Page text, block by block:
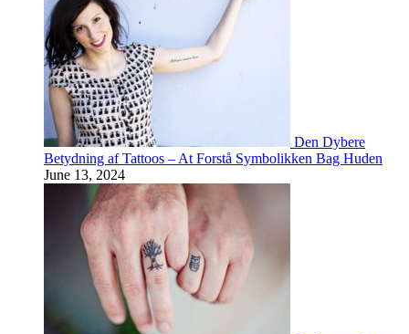
Den Dybere
Betydning af Tattoos – At Forstå Symbolikken Bag Huden
June 13, 2024